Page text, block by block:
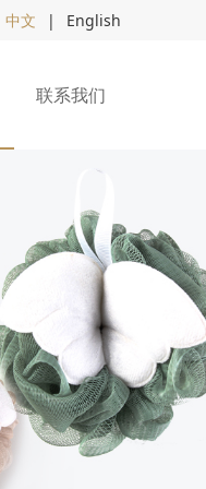
中文 | English
联系我们